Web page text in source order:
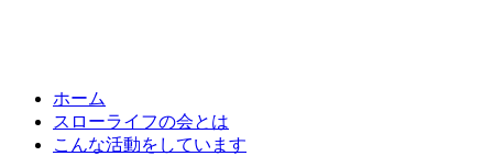
ホーム
スローライフの会とは
こんな活動をしています